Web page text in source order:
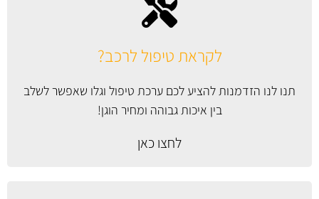
לקראת טיפול לרכב?
תנו לנו הזדמנות להציע לכם ערכת טיפול וגלו שאפשר לשלב
בין איכות גבוהה ומחיר הוגן!
לחצו כאן